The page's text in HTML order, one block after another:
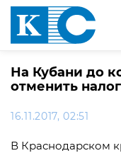
На Кубани до
отменить
16.11.2017, 02:51
В Краснодарском